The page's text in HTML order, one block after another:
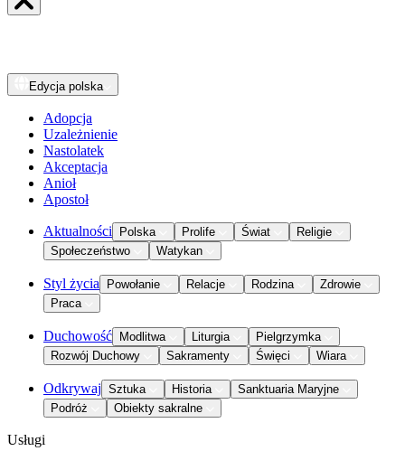
Edycja polska
Adopcja
Uzależnienie
Nastolatek
Akceptacja
Anioł
Apostoł
Aktualności Polska Prolife Świat
Religie
Społeczeństwo
Watykan
Styl życia Powołanie Relacje Rodzina
Zdrowie
Praca
Duchowość Modlitwa Liturgia
Pielgrzymka
Rozwój Duchowy
Sakramenty Święci Wiara
Odkrywaj Sztuka Historia
Sanktuaria Maryjne
Podróż
Obiekty sakralne
Usługi